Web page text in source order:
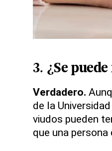
3. ¿Se
Verdadero.
de la
viudos pueden
que una